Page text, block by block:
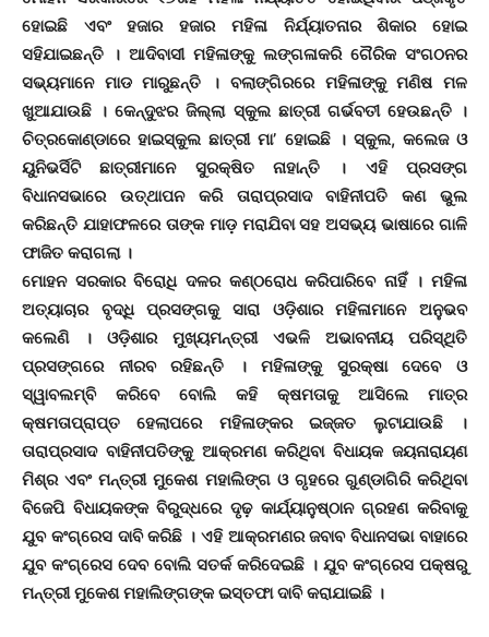
ହୋଇଛି ଏବଂ ହଜାର ହଜାର ମହିଳା ନିର୍ଯ୍ୟାତନାର ଶିକାର ହୋଇ
ସହିଯାଇଛନ୍ତି । ଆଦିବାସୀ ମହିଳାଙ୍କୁ ଲଙ୍ଗଳାକରି ଗୈରିକ ସଂଗଠନର
ସଭ୍ୟମାନେ ମାଡ ମାରୁଛନ୍ତି । ବଲାଙ୍ଗିରରେ ମହିଳାଙ୍କୁ ମଣିଷ ମଳ
ଖୁଆଯାଉଛି । କେନ୍ଦୁଝର ଜିଲ୍ଲା ସ୍କୁଲ ଛାତ୍ରୀ ଗର୍ଭବତୀ ହେଉଛନ୍ତି ।
ଚିତ୍ରକୋଣ୍ଡାରେ ହାଇସ୍କୁଲ ଛାତ୍ରୀ ମା’ ହୋଇଛି । ସ୍କୁଲ, କଲେଜ ଓ
ୟୁନିଭର୍ସିଟି ଛାତ୍ରୀମାନେ ସୁରକ୍ଷିତ ନାହାନ୍ତି । ଏହି ପ୍ରସଙ୍ଗ
ବିଧାନସଭାରେ ଉତ୍‌ଥାପନ କରି ତାରାପ୍ରସାଦ ବାହିନୀପତି କଣ ଭୁଲ
କରିଛନ୍ତି ଯାହାଫଳରେ ତାଙ୍କ ମାଡ଼ ମରାଯିବା ସହ ଅସଭ୍ୟ ଭାଷାରେ ଗାଳି
ଫାଜିତ କରାଗଲା ।
ମୋହନ ସରକାର ବିରୋଧି ଦଳର କଣ୍ଠରୋଧ କରିପାରିବେ ନାହିଁ । ମହିଳା
ଅତ୍ୟାଚାର ବୃଦ୍ଧି ପ୍ରସଙ୍ଗକୁ ସାରା ଓଡ଼ିଶାର ମହିଳାମାନେ ଅନୁଭବ
କଲେଣି । ଓଡ଼ିଶାର ମୁଖ୍ୟମନ୍ତ୍ରୀ ଏଭଳି ଅଭାବନୀୟ ପରିସ୍ଥିତି
ପ୍ରସଙ୍ଗରେ ନୀରବ ରହିଛନ୍ତି । ମହିଳାଙ୍କୁ ସୁରକ୍ଷା ଦେବେ ଓ
ସ୍ୱାବଲମ୍ବି କରିବେ ବୋଲି କହି କ୍ଷମତାକୁ ଆସିଲେ ମାତ୍ର
କ୍ଷମତାପ୍ରାପ୍ତ ହେଲାପରେ ମହିଳାଙ୍କର ଇଜ୍ଜତ ଲୁଟାଯାଉଛି ।
ତାରାପ୍ରସାଦ ବାହିନୀପତିଙ୍କୁ ଆକ୍ରମଣ କରିଥିବା ବିଧାୟକ ଜୟନାରାୟଣ
ମିଶ୍ର ଏବଂ ମନ୍ତ୍ରୀ ମୁକେଶ ମହାଲିଙ୍ଗ ଓ ଗୃହରେ ଗୁଣ୍ଡାଗିରି କରିଥିବା
ବିଜେପି ବିଧାୟକଙ୍କ ବିରୁଦ୍ଧରେ ଦୃଢ଼ କାର୍ଯ୍ୟାନୁଷ୍ଠାନ ଗ୍ରହଣ କରିବାକୁ
ଯୁବ କଂଗ୍ରେସ ଦାବି କରିଛି । ଏହି ଆକ୍ରମଣର ଜବାବ ବିଧାନସଭା ବାହାରେ
ଯୁବ କଂଗ୍ରେସ ଦେବ ବୋଲି ସତର୍କ କରିଦେଇଛି । ଯୁବ କଂଗ୍ରେସ ପକ୍ଷରୁ
ମନ୍ତ୍ରୀ ମୁକେଶ ମହାଲିଙ୍ଗଙ୍କ ଇସ୍ତଫା ଦାବି କରାଯାଇଛି ।